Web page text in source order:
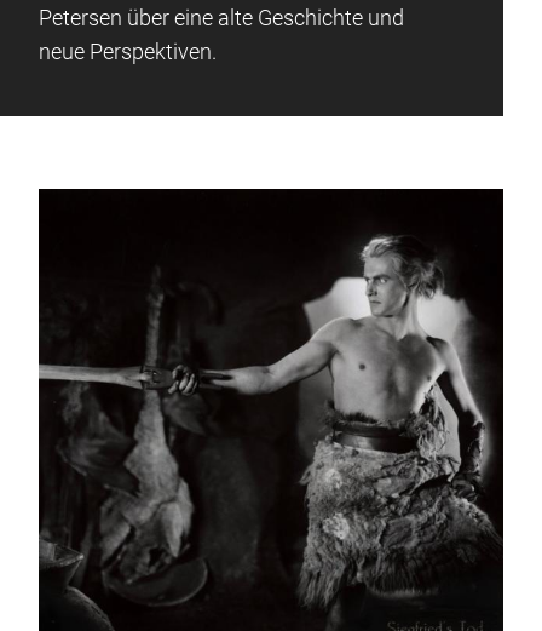
Petersen über eine alte Geschichte und
neue Perspektiven.